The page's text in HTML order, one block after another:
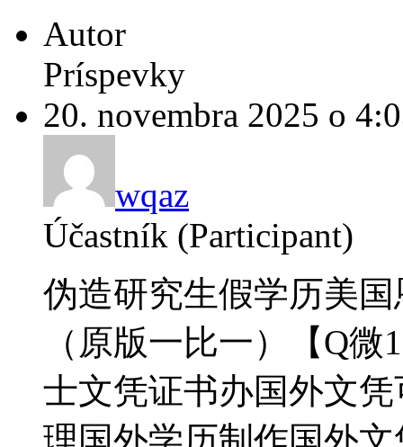
Autor
Príspevky
20. novembra 2025 o
wqaz
Účastník (Participant)
伪造研究生假学历美
（原版一比一）【Q
士文凭证书办国外文